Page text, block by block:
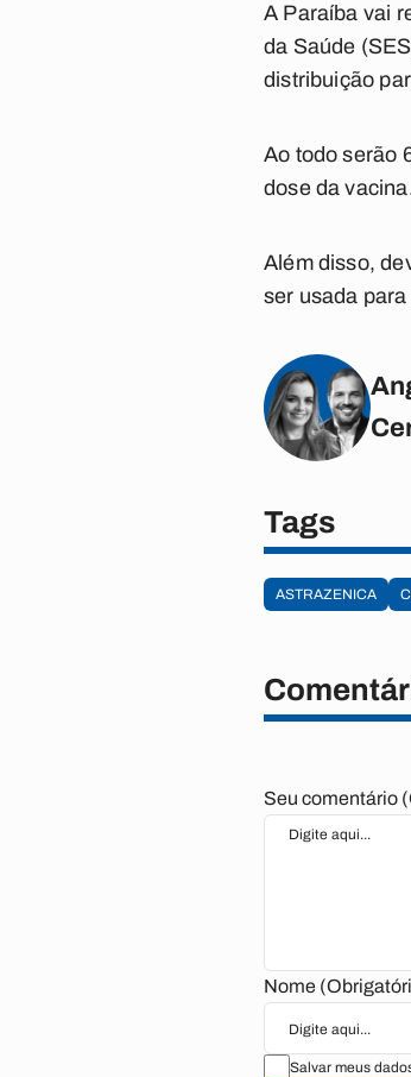
A Paraíba vai
da Saúde
distribuição
Ao todo serão
dose da
Além disso,
ser usada
Tags
ASTRAZENICA
Seu comentário
Nome
Salvar meus